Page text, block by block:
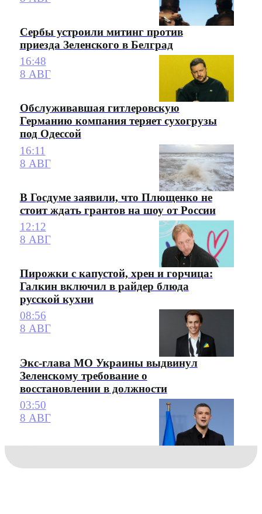
Сербы устроили митинг против
приезда Зеленского в Белград
16:48
8 АВГ
Обслуживавшая гитлеровскую
Германию компания теряет сухогрузы
под Одессой
16:11
8 АВГ
В Госдуме заявили, что Плющенко не
стоит ждать грантов на шоу от России
12:12
8 АВГ
Пирожки с капустой, хрен и горчица:
Галкин включил в райдер блюда
русской кухни
08:56
8 АВГ
Экс-глава МО Украины выдвинул
Зеленскому требование о
восстановлении в должности
03:50
8 АВГ